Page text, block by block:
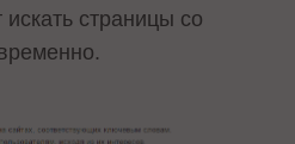
страницы со